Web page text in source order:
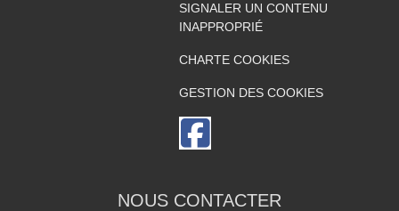
SIGNALER UN CONTENU
INAPPROPRIÉ
CHARTE COOKIES
GESTION DES COOKIES
NOUS CONTACTER